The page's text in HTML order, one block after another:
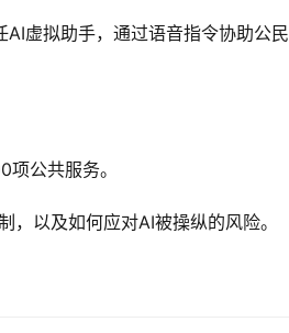
虚拟助手，通过语音指令协助公民
公共服务。
以及如何应对AI被操纵的风险。